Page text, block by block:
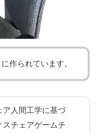
作られています。
ア人間工学に基づ
スチェアゲームチ